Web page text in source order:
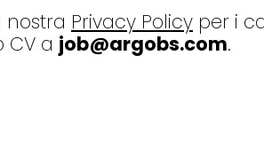
nostra Privacy Policy per i
CV a job@argobs.com.